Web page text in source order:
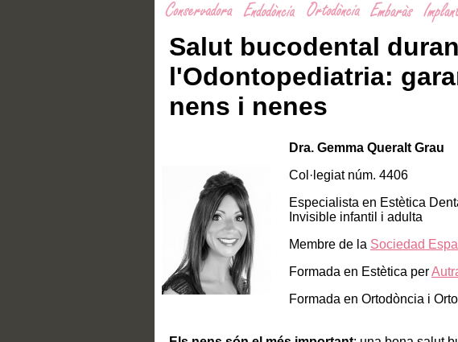
Salut bucodental
l'Odontopediatria:
nens i nenes
Dra. Gemma Queralt Grau
Col·legiat núm. 4406
Especialista en Estètica
Invisible infantil i adulta
Membre de la Sociedad
Formada en Estètica per
Formada en Ortodòncia i